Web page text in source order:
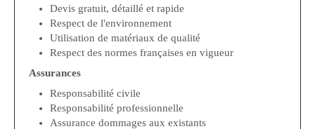
Devis gratuit, détaillé et rapide
Respect de l'environnement
Utilisation de matériaux de qualité
Respect des normes françaises en vigueur
Assurances
Responsabilité civile
Responsabilité professionnelle
Assurance dommages aux existants